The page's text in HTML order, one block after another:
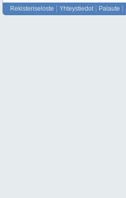
Rekisteriseloste Yhteystiedot Palaute